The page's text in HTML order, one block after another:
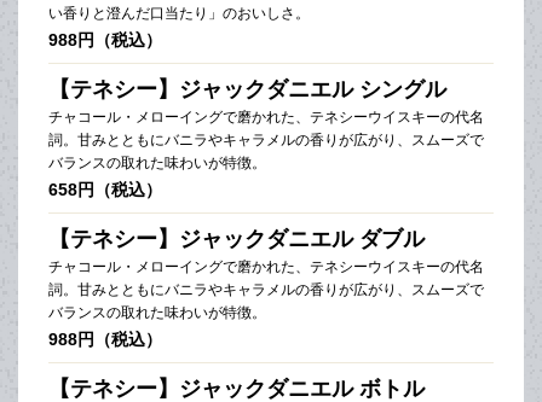
い香りと澄んだ口当たり」のおいしさ。
988円（税込）
【テネシー】ジャックダニエル シングル
チャコール・メローイングで磨かれた、テネシーウイスキーの代名
詞。甘みとともにバニラやキャラメルの香りが広がり、スムーズで
バランスの取れた味わいが特徴。
658円（税込）
【テネシー】ジャックダニエル ダブル
チャコール・メローイングで磨かれた、テネシーウイスキーの代名
詞。甘みとともにバニラやキャラメルの香りが広がり、スムーズで
バランスの取れた味わいが特徴。
988円（税込）
【テネシー】ジャックダニエル ボトル